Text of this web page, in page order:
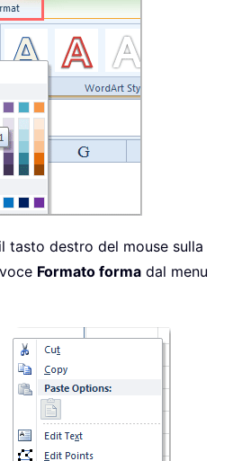
tasto destro del mouse sulla
Formato forma dal menu